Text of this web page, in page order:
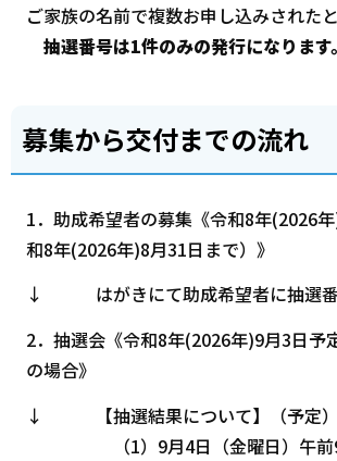
ご家族の名前で複数お申し込みされた
抽選番号は1件のみの発行になります。
募集から交付までの流れ
1．助成希望者の募集《令和8年(2026
和8年(2026年)8月31日まで）》
↓ はがきにて助成希望者に抽選番
2．抽選会《令和8年(2026年)9月3日
の場合》
↓ 【抽選結果について】
（1）9月4日（金曜日）午前9